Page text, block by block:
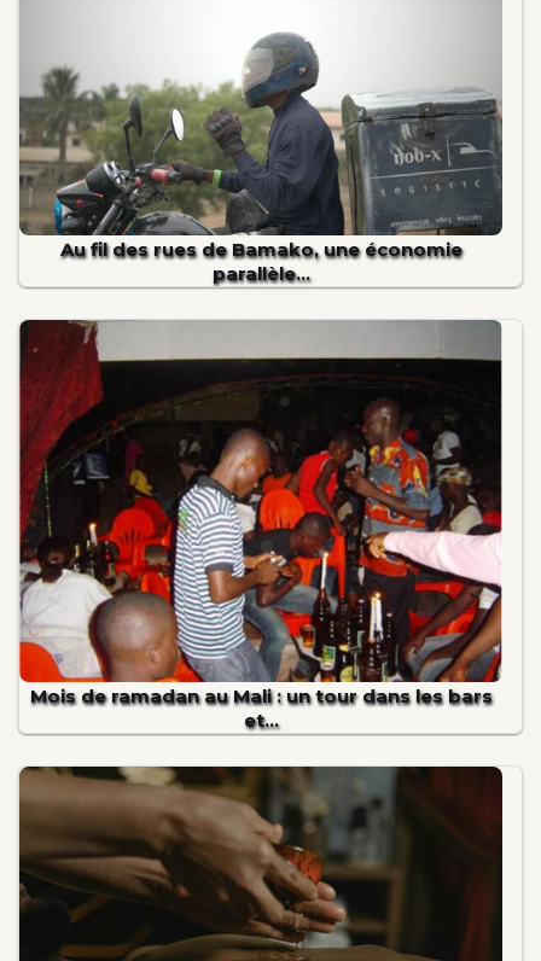
Au fil des rues de Bamako, une économie
parallèle…
Mois de ramadan au Mali : un tour dans les bars
et…